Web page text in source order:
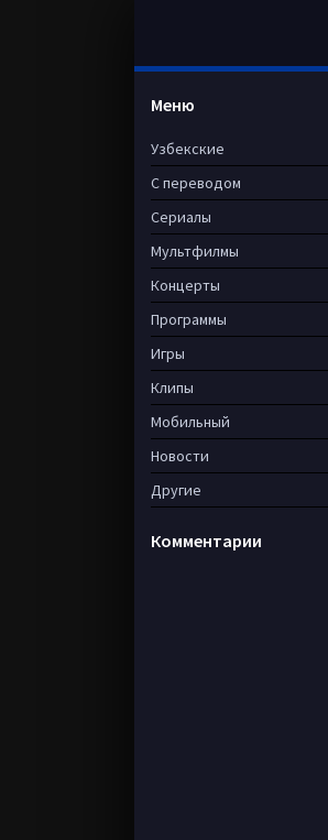
Меню
Узбекские
С переводом
Сериалы
Мультфилмы
Концерты
Программы
Игры
Клипы
Мобильный
Новости
Другие
Комментарии